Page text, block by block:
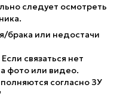
следует осмотреть
брака или недостачи
Если связаться нет
фото или видео.
согласно ЗУ